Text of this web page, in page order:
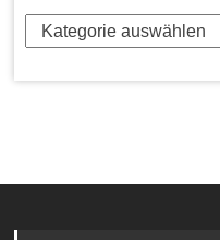
Informationen
zu…